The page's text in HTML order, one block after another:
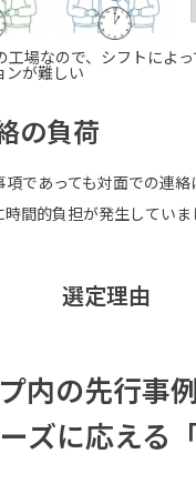
工場なので、シフトによ
ンが難しい
の負荷
項であっても対面での連絡
間的負担が発生していま
選定理由
内の先行事
ズに応える